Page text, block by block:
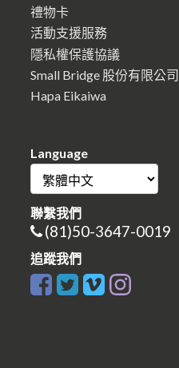
禮物卡
活動支援服務
隱私權保護協議
Small Bridge 股份有限公司
Hapa Eikaiwa
Language
聯繫我們
(81)50-3647-0019
追蹤我們